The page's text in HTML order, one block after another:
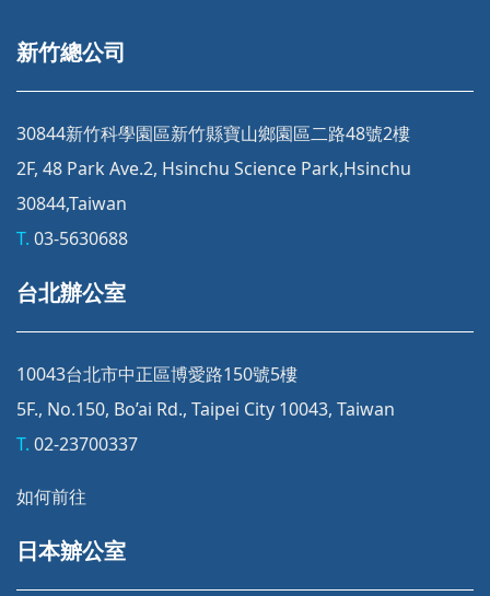
新竹總公司
30844新竹科學園區新竹縣寶山鄉園區二路48號2樓
2F, 48 Park Ave.2, Hsinchu Science Park,Hsinchu
30844,Taiwan
T. 03-5630688
台北辦公室
10043台北市中正區博愛路150號5樓
5F., No.150, Bo’ai Rd., Taipei City 10043, Taiwan
T. 02-23700337
如何前往
日本辧公室